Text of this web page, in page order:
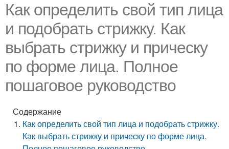
Как определить свой тип лица
и подобрать стрижку. Как
выбрать стрижку и прическу
по форме лица. Полное
пошаговое руководство
Содержание
Как определить свой тип лица и подобрать стрижку.
Как выбрать стрижку и прическу по форме лица.